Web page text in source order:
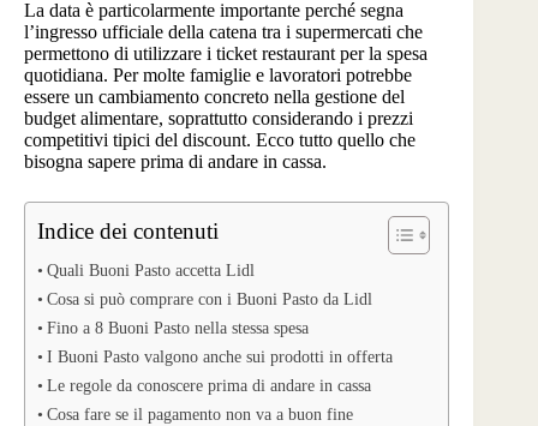
La data è particolarmente importante perché segna
l’ingresso ufficiale della catena tra i supermercati che
permettono di utilizzare i ticket restaurant per la spesa
quotidiana. Per molte famiglie e lavoratori potrebbe
essere un cambiamento concreto nella gestione del
budget alimentare, soprattutto considerando i prezzi
competitivi tipici del discount. Ecco tutto quello che
bisogna sapere prima di andare in cassa.
Indice dei contenuti
Quali Buoni Pasto accetta Lidl
Cosa si può comprare con i Buoni Pasto da Lidl
Fino a 8 Buoni Pasto nella stessa spesa
I Buoni Pasto valgono anche sui prodotti in offerta
Le regole da conoscere prima di andare in cassa
Cosa fare se il pagamento non va a buon fine